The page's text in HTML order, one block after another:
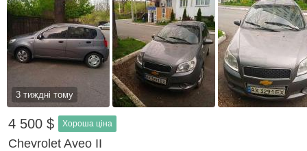
3 тиждні тому
4 500 $ Хороша ціна
Chevrolet Aveo II